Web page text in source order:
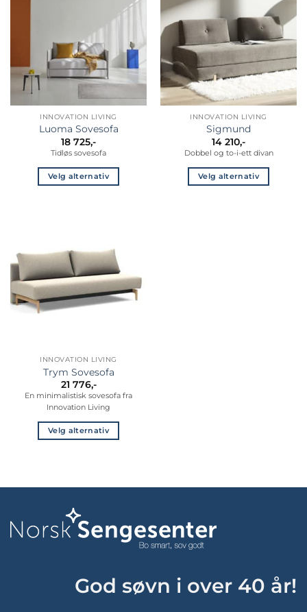
Alternativene
kan
velges
på
produktsiden
varianter.
Alternativene
kan
velges
på
produktsiden
INNOVATION LIVING
Luoma Sovesofa
18 725,-
Tidløs sovesofa
Velg alternativ
varianter.
Alternativene
kan
velges
på
INNOVATION LIVING
Sigmund
14 210,-
Dobbel og to-i-ett divan
Velg alternativ
INNOVATION LIVING
Trym Sovesofa
21 776,-
En minimalistisk sovesofa fra
Innovation Living
Velg alternativ
flere
Alternativene
kan
produktsiden
God søvn i over 40 år!